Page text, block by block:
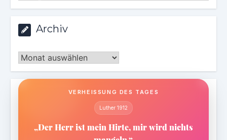
Archiv
Archiv
VERHEISSUNG DES TAGES
Luther 1912
„Der Herr ist mein Hirte, mir wird nichts